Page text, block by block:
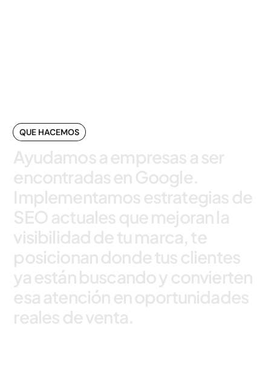
QUE HACEMOS
Ayudamosa empresas a ser
encontradasen Google.
Implementamos estrategias de
SEO actuales que mejoran la
visibilidad de tu marca, te
posicionan dondetus clientes
ya están buscandoy convierten
esa atención en oportunidades
reales deventa.